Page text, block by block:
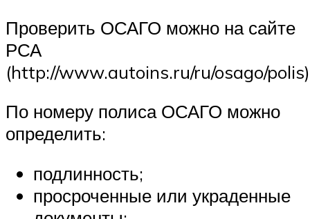
Проверить ОСАГО можно на сайте
РСА
(http://www.autoins.ru/ru/osago/
По номеру полиса ОСАГО можно
определить:
подлинность;
просроченные или украденные